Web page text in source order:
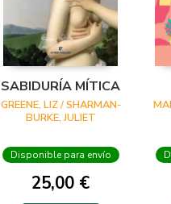
SABIDURÍA MÍTICA
GREENE, LIZ / SHARMAN-
BURKE, JULIET
Disponible para envío
25,00 €